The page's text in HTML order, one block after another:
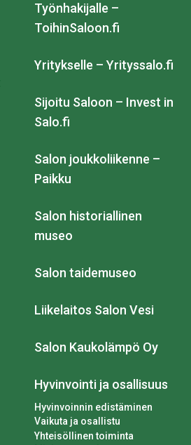
Työnhakijalle –
ToihinSaloon.fi
Yritykselle – Yrityssalo.fi
Sijoitu Saloon – Invest in
Salo.fi
Salon joukkoliikenne –
Paikku
Salon historiallinen
museo
Salon taidemuseo
Liikelaitos Salon Vesi
Salon Kaukolämpö Oy
Hyvinvointi ja osallisuus
Hyvinvoinnin edistäminen
Vaikuta ja osallistu
Yhteisöllinen toiminta